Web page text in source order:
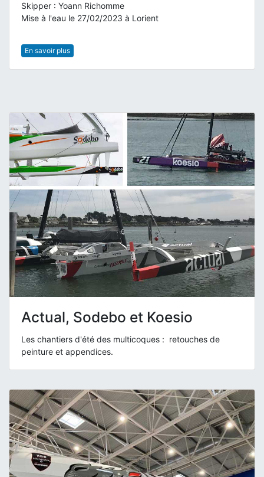
Skipper : Yoann Richomme
Mise à l'eau le 27/02/2023 à Lorient
En savoir plus
Actual, Sodebo et Koesio
Les chantiers d'été des multicoques : retouches de
peinture et appendices.